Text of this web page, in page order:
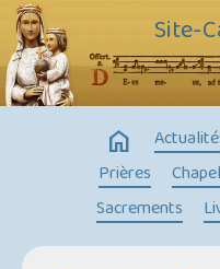
Site-
home
Prières
Sacrements